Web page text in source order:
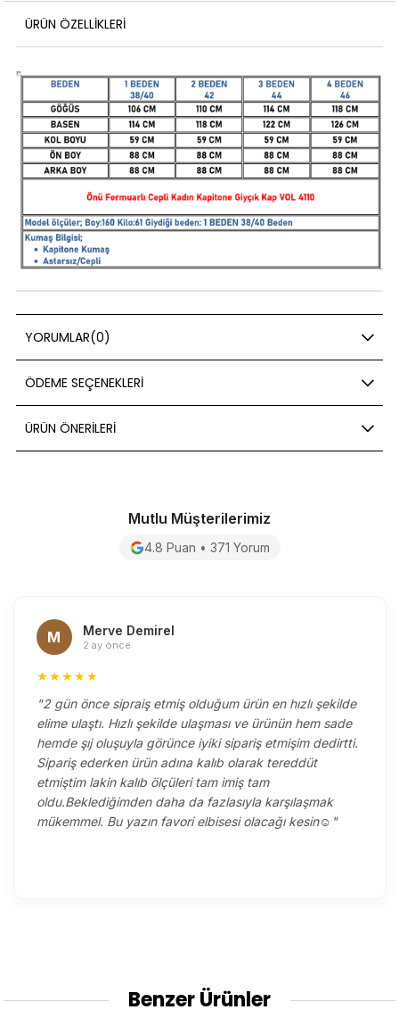
ÜRÜN ÖZELLIKLERI
YORUMLAR(0)
ÖDEME SEÇENEKLERI
ÜRÜN ÖNERILERI
Mutlu Müşterilerimiz
4.8 Puan • 371 Yorum
M Merve Demirel
2 ay önce
★★★★★
"2 gün önce sipraiş etmiş olduğum ürün en hızlı şekilde
elime ulaştı. Hızlı şekilde ulaşması ve ürünün hem sade
hemde şıj oluşuyla görünce iyiki sipariş etmişim dedirtti.
Sipariş ederken ürün adına kalıb olarak tereddüt
etmiştim lakin kalıb ölçüleri tam imiş tam
oldu.Beklediğimden daha da fazlasıyla karşılaşmak
mükemmel. Bu yazın favori elbisesi olacağı kesin☺️"
Benzer Ürünler